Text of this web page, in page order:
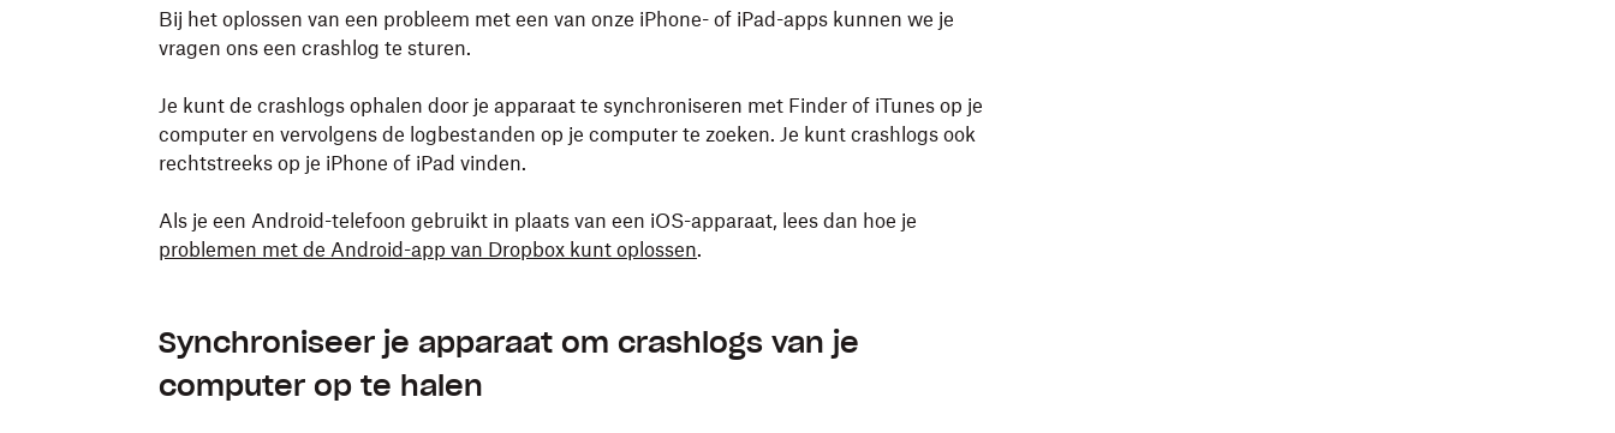
Bij het oplossen van een probleem met een van onze iPhone- of iPad-apps kunnen we je
vragen ons een crashlog te sturen.
Je kunt de crashlogs ophalen door je apparaat te synchroniseren met Finder of iTunes op je
computer en vervolgens de logbestanden op je computer te zoeken. Je kunt crashlogs ook
rechtstreeks op je iPhone of iPad vinden.
Als je een Android-telefoon gebruikt in plaats van een iOS-apparaat, lees dan hoe je
problemen met de Android-app van Dropbox kunt oplossen.
Synchroniseer je apparaat om crashlogs van je
computer op te halen